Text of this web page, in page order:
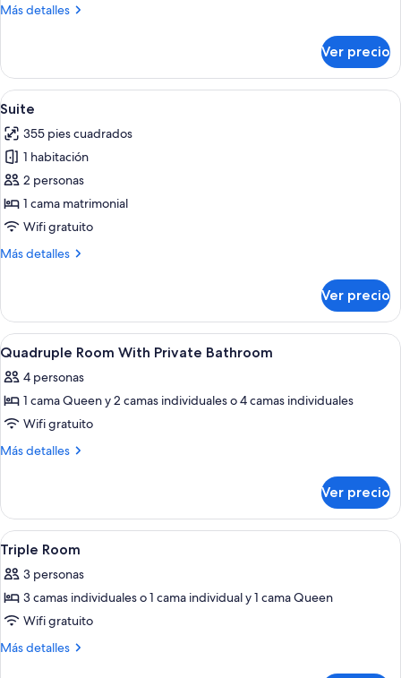
2
Más detalles
Más
estándar
con
2
individuales
Ver precio
Abrir
todas
las
fotos
de
Suite
Una habitación de hotel moderna
7
Suite
355 pies cuadrados
1 habitación
2 personas
1 cama matrimonial
Wifi gratuito
Más detalles
Más
Ver precio
Abrir
todas
las
fotos
de
Quadruple
Private
Bathroom
Minibar, caja de seguridad en la
5
Quadruple Room With Private Bathroom
4 personas
1 cama Queen y 2 camas individuales o 4 camas individuales
Wifi gratuito
Más detalles
Más
Room
With
Private
Bathroom
Ver precio
Abrir
todas
las
fotos
de
Triple
Minibar, caja de seguridad en la
6
Triple Room
3 personas
3 camas individuales o 1 cama individual y 1 cama Queen
Wifi gratuito
Más detalles
Más